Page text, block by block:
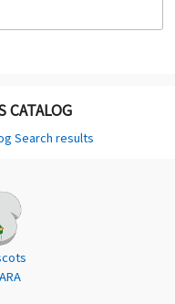
CATALOG
Search results